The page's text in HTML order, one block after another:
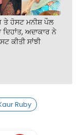
ਤੇ ਹੋਸਟ ਮਨੀਸ਼ ਪੌਲ
ਦਿਹਾਂਤ, ਅਦਾਕਾਰ ਨੇ
ਕੀਤੀ ਸਾਂਝੀ
Ruby